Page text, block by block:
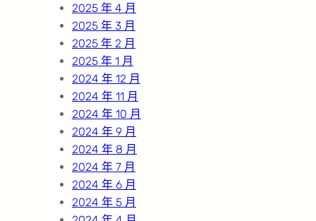
2025 年 4 月
2025 年 3 月
2025 年 2 月
2025 年 1 月
2024 年 12 月
2024 年 11 月
2024 年 10 月
2024 年 9 月
2024 年 8 月
2024 年 7 月
2024 年 6 月
2024 年 5 月